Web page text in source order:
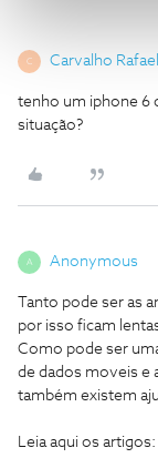
C Carvalho Rafael
tenho um iphone 6
situação?
A Anonymous
Tanto pode ser as
por isso ficam
Como pode ser
de dados moveis e
também existem
Leia aqui os artigos: